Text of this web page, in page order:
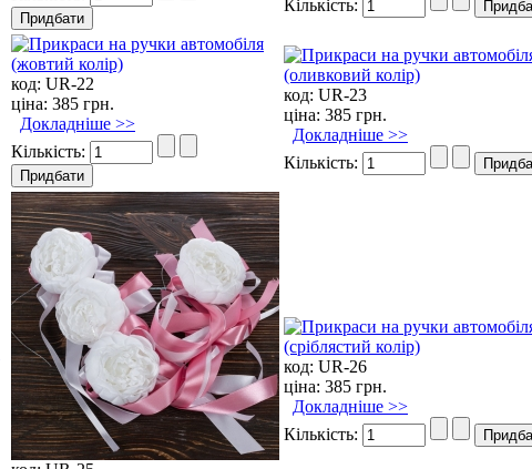
Кількість:
код: UR-22
ціна: 385 грн.
Докладніше >>
Кількість:
код: UR-23
ціна: 385 грн.
Докладніше >>
Кількість:
код: UR-26
ціна: 385 грн.
Докладніше >>
Кількість: